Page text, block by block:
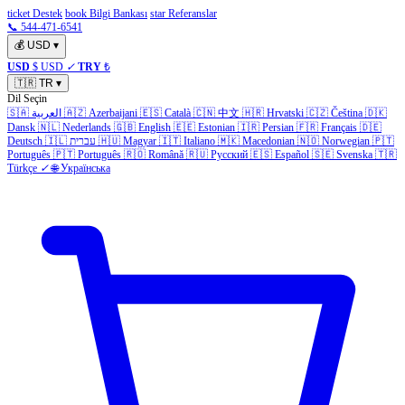
ticket Destek book Bilgi Bankası star Referanslar
📞 544-471-6541
💰 USD ▾
USD $ USD ✓ TRY ₺
🇹🇷 TR ▾
Dil Seçin
🇸🇦 العربية 🇦🇿 Azerbaijani 🇪🇸 Català 🇨🇳 中文 🇭🇷 Hrvatski 🇨🇿 Čeština 🇩🇰
Dansk 🇳🇱 Nederlands 🇬🇧 English 🇪🇪 Estonian 🇮🇷 Persian 🇫🇷 Français 🇩🇪
Deutsch 🇮🇱 עברית 🇭🇺 Magyar 🇮🇹 Italiano 🇲🇰 Macedonian 🇳🇴 Norwegian 🇵🇹
Português 🇵🇹 Português 🇷🇴 Română 🇷🇺 Русский 🇪🇸 Español 🇸🇪 Svenska 🇹🇷
Türkçe ✓ 🌐 Українська